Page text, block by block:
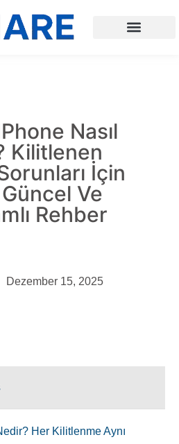
Nasıl
Kilitlenen
İçin
Ve
Rehber
Dezember 15, 2025
Her Kilitlenme Aynı